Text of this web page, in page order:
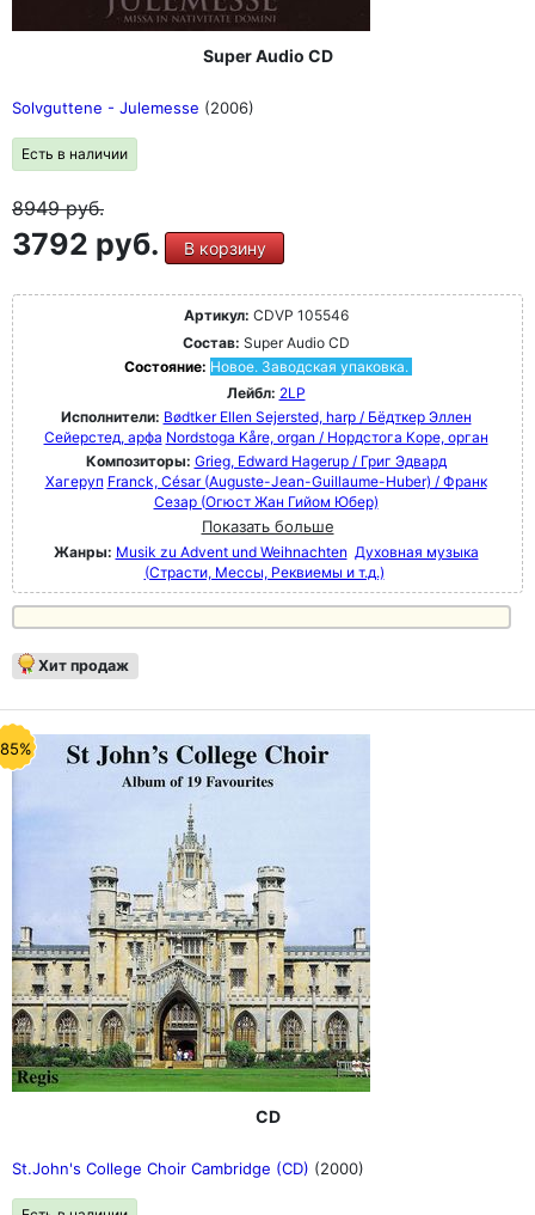
Super Audio CD
Solvguttene - Julemesse (2006)
Есть в наличии
8949руб.
3792 руб. В корзину
Артикул: CDVP 105546
Состав: Super Audio CD
Состояние: Новое. Заводская упаковка.
Лейбл: 2LP
Исполнители: Bødtker Ellen Sejersted, harp / Бёдткер Эллен
Сейерстед, арфа Nordstoga Kåre, organ / Нордстога Коре, орган
Композиторы: Grieg, Edward Hagerup / Григ Эдвард
Хагеруп Franck, César (Auguste-Jean-Guillaume-Huber) / Франк
Сезар (Огюст Жан Гийом Юбер)
Показать больше
Жанры: Musik zu Advent und Weihnachten Духовная музыка
(Страсти, Мессы, Реквиемы и т.д.)
Хит продаж
CD
St.John's College Choir Cambridge (CD) (2000)